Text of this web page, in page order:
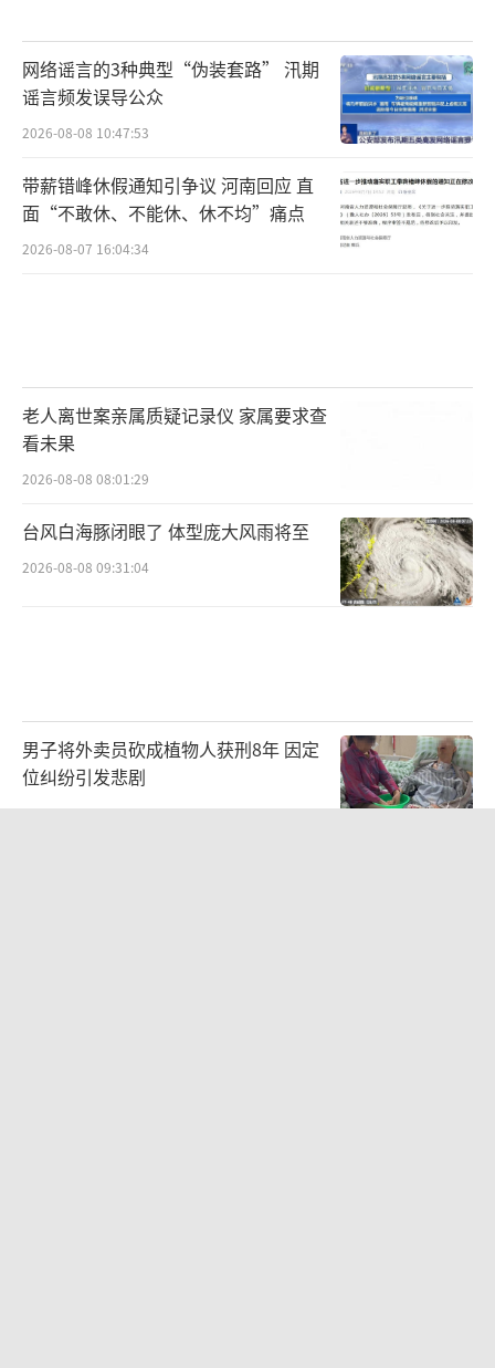
网络谣言的3种典型“伪装套路” 汛期
谣言频发误导公众
2026-08-08 10:47:53
带薪错峰休假通知引争议 河南回应 直
面“不敢休、不能休、休不均”痛点
2026-08-07 16:04:34
老人离世案亲属质疑记录仪 家属要求查
看未果
2026-08-08 08:01:29
台风白海豚闭眼了 体型庞大风雨将至
2026-08-08 09:31:04
男子将外卖员砍成植物人获刑8年 因定
位纠纷引发悲剧
2026-08-07 23:05:06